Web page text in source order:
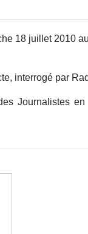
18 juillet 2010
interrogé par
Journalistes